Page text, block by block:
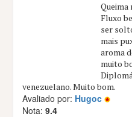
Fluxo
ser
mais
aroma
muito
venezuelano. Muito bom.
Avaliado por: Hugoc
Nota:9.4